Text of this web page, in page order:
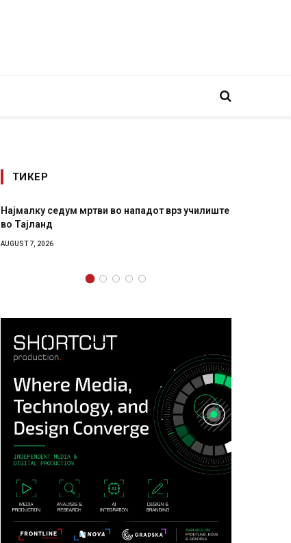
ТИКЕР
Најмалку седум мртви во нападот врз училиште
во Тајланд
AUGUST 7, 2026